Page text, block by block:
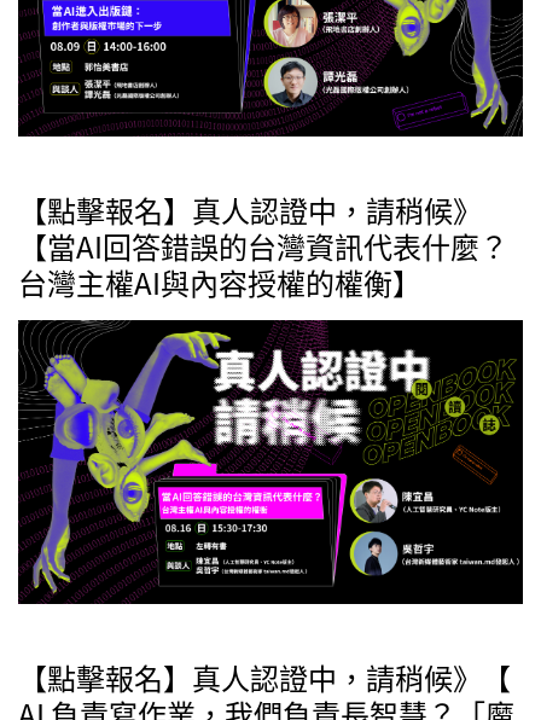
【點擊報名】真人認證中，請稍候》
【當AI回答錯誤的台灣資訊代表什麼？
台灣主權AI與內容授權的權衡】
【點擊報名】真人認證中，請稍候》【